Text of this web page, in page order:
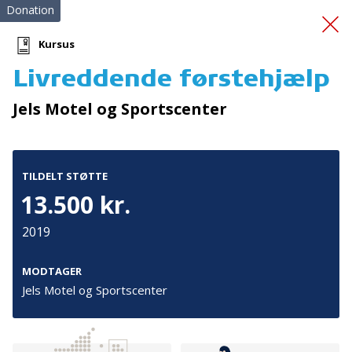
Førstehjælpskurser
Donation
Kursus
Livreddende førstehjælp
Jels Motel og Sportscenter
TILDELT STØTTE
13.500 kr.
2019
MODTAGER
Jels Motel og Sportscenter
Tilmeld nyhedsbrev
De seneste nyheder om TrygFondens og TryghedsGruppens
aktiviteter direkte i din indbakke.
Tilmeld